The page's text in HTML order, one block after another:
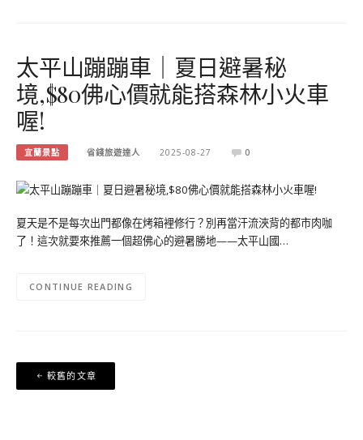
太平山蹦蹦車｜夏日避暑秘
境,$80佛心價就能搭森林小火車
喔!
宜蘭景點 省錢旅遊達人 2025-08-27 0
夏天是不是每次出門都像在烤箱裡修行？別再當汗流浹背的都市肉咖
了！這次就要來推薦一個超佛心的避暑勝地——太平山國…
CONTINUE READING
文
章
較舊的文章